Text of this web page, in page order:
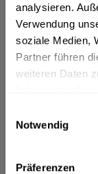
analysieren.
Verwendung
soziale Medien,
Partner führen
weiteren Daten
Notwendig
Präferenzen
In den
Artikel-Nr.:
Verfügbar in:
mehr
Zutaten und